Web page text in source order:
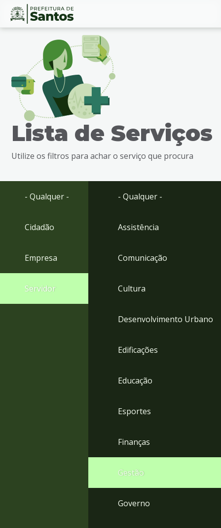
Ir
busca
Ir
Conteúdo
Lista de Serviços
Utilize os filtros para achar o serviço que procura
- Qualquer -
Cidadão
Empresa
Servidor
- Qualquer -
Assistência
Comunicação
Cultura
Desenvolvimento Urbano
Edificações
Educação
Esportes
Finanças
Gestão
Governo